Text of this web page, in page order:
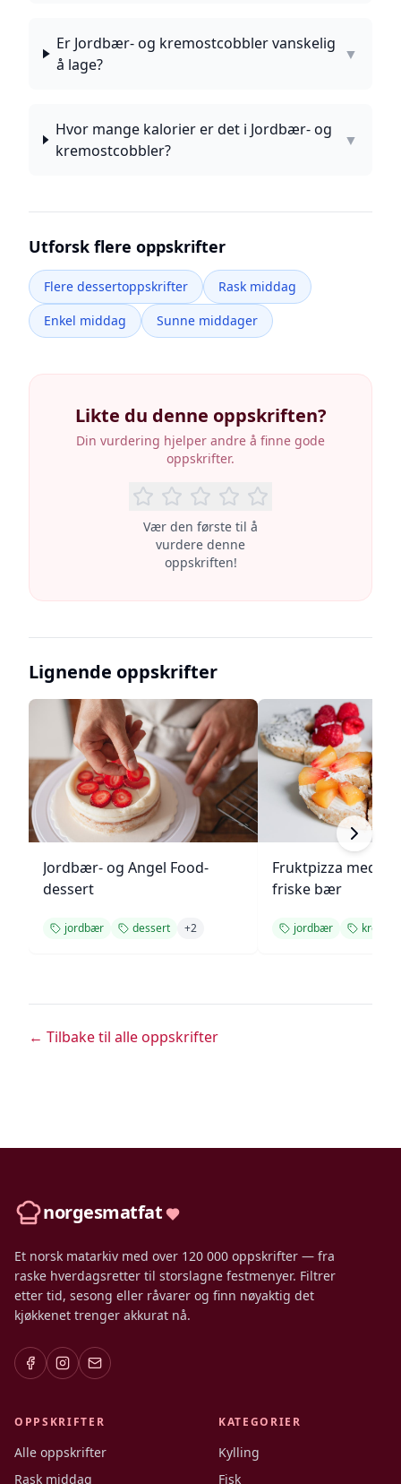
Er Jordbær- og kremostcobbler vanskelig
å lage?
▼
Hvor mange kalorier er det i Jordbær- og
kremostcobbler?
▼
Utforsk flere oppskrifter
Flere dessertoppskrifter
Rask middag
Enkel middag
Sunne middager
Likte du denne oppskriften?
Din vurdering hjelper andre å finne gode
oppskrifter.
Vær den første til å
vurdere denne
oppskriften!
Lignende oppskrifter
Jordbær- og Angel Food-
dessert
jordbær dessert +2
Fruktpizza med
friske bær
jordbær
← Tilbake til alle oppskrifter
norgesmatfat
Et norsk matarkiv med over 120 000 oppskrifter — fra
raske hverdagsretter til storslagne festmenyer. Filtrer
etter tid, sesong eller råvarer og finn nøyaktig det
kjøkkenet trenger akkurat nå.
OPPSKRIFTER
Alle oppskrifter
Rask middag
KATEGORIER
Kylling
Fisk